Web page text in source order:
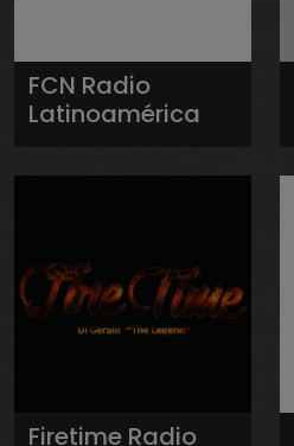
FCN Radio
Latinoamérica
Firetime Radio